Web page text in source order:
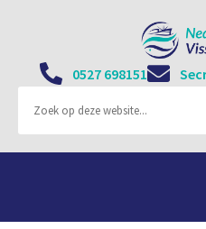
0527 698151